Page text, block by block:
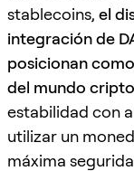
stablecoins, el
integración de
posicionan
del mundo cripto
estabilidad con
utilizar un
máxima